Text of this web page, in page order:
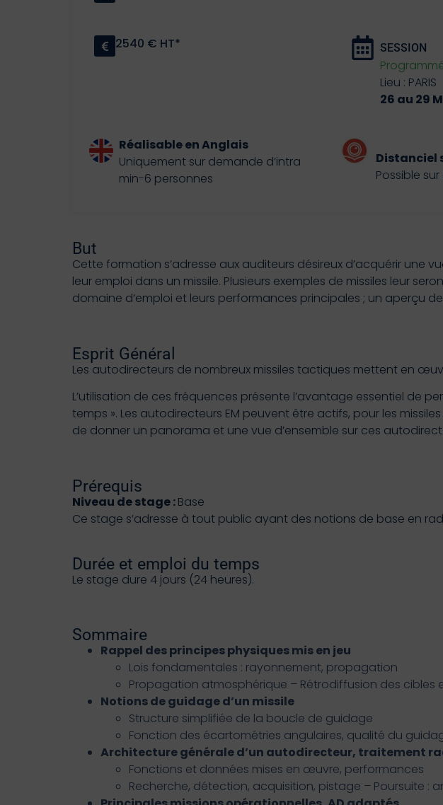
2540 € HT* SESSION
Lieu : PARIS
26 au 29
Réalisable en Anglais
Uniquement sur demande d’intra
min-6 personnes
Distanciel
Possible
But
Cette formation s’adresse aux auditeurs désireux d’acquérir une
leur emploi dans un missile. Plusieurs exemples de missiles leur
domaine d’emploi et leurs performances principales ; un aperçu
Esprit Général
Les autodirecteurs de nombreux missiles tactiques mettent en
L’utilisation de ces fréquences présente l’avantage essentiel de
temps ». Les autodirecteurs EM peuvent être actifs, pour les
de donner un panorama et une vue d’ensemble sur ces
Prérequis
Niveau de stage :Base
Ce stage s’adresse à tout public ayant des notions de base en
Durée et emploi du temps
Le stage dure 4 jours (24 heures).
Sommaire
Rappel des principes physiques mis en jeu
Lois fondamentales : rayonnement, propagation
Propagation atmosphérique – Rétrodiffusion des cibles
Notions de guidage d’un missile
Structure simplifiée de la boucle de guidage
Fonction des écartométries angulaires, qualité du
Architecture générale d’un autodirecteur, traitement
Fonctions et données mises en œuvre, performances
Recherche, détection, acquisition, pistage – Poursuite :